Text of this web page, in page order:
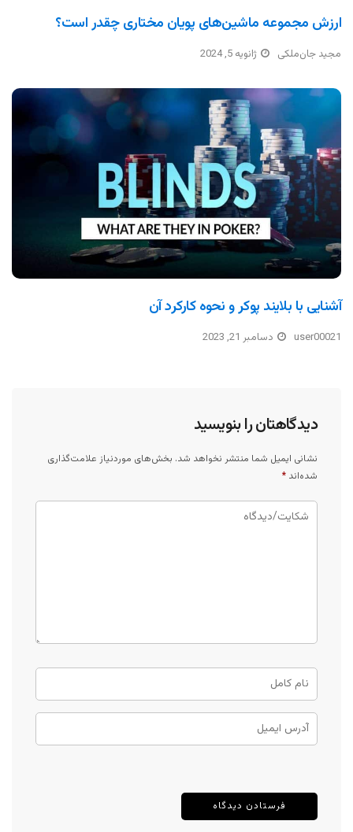
ارزش مجموعه ماشین‌های پویان مختاری چقدر است؟
مجید جان‌ملکی ژانویه 5, 2024
آشنایی با بلایند پوکر و نحوه کارکرد آن
user00021 دسامبر 21, 2023
دیدگاهتان را بنویسید
نشانی ایمیل شما منتشر نخواهد شد. بخش‌های موردنیاز علامت‌گذاری
شده‌اند *